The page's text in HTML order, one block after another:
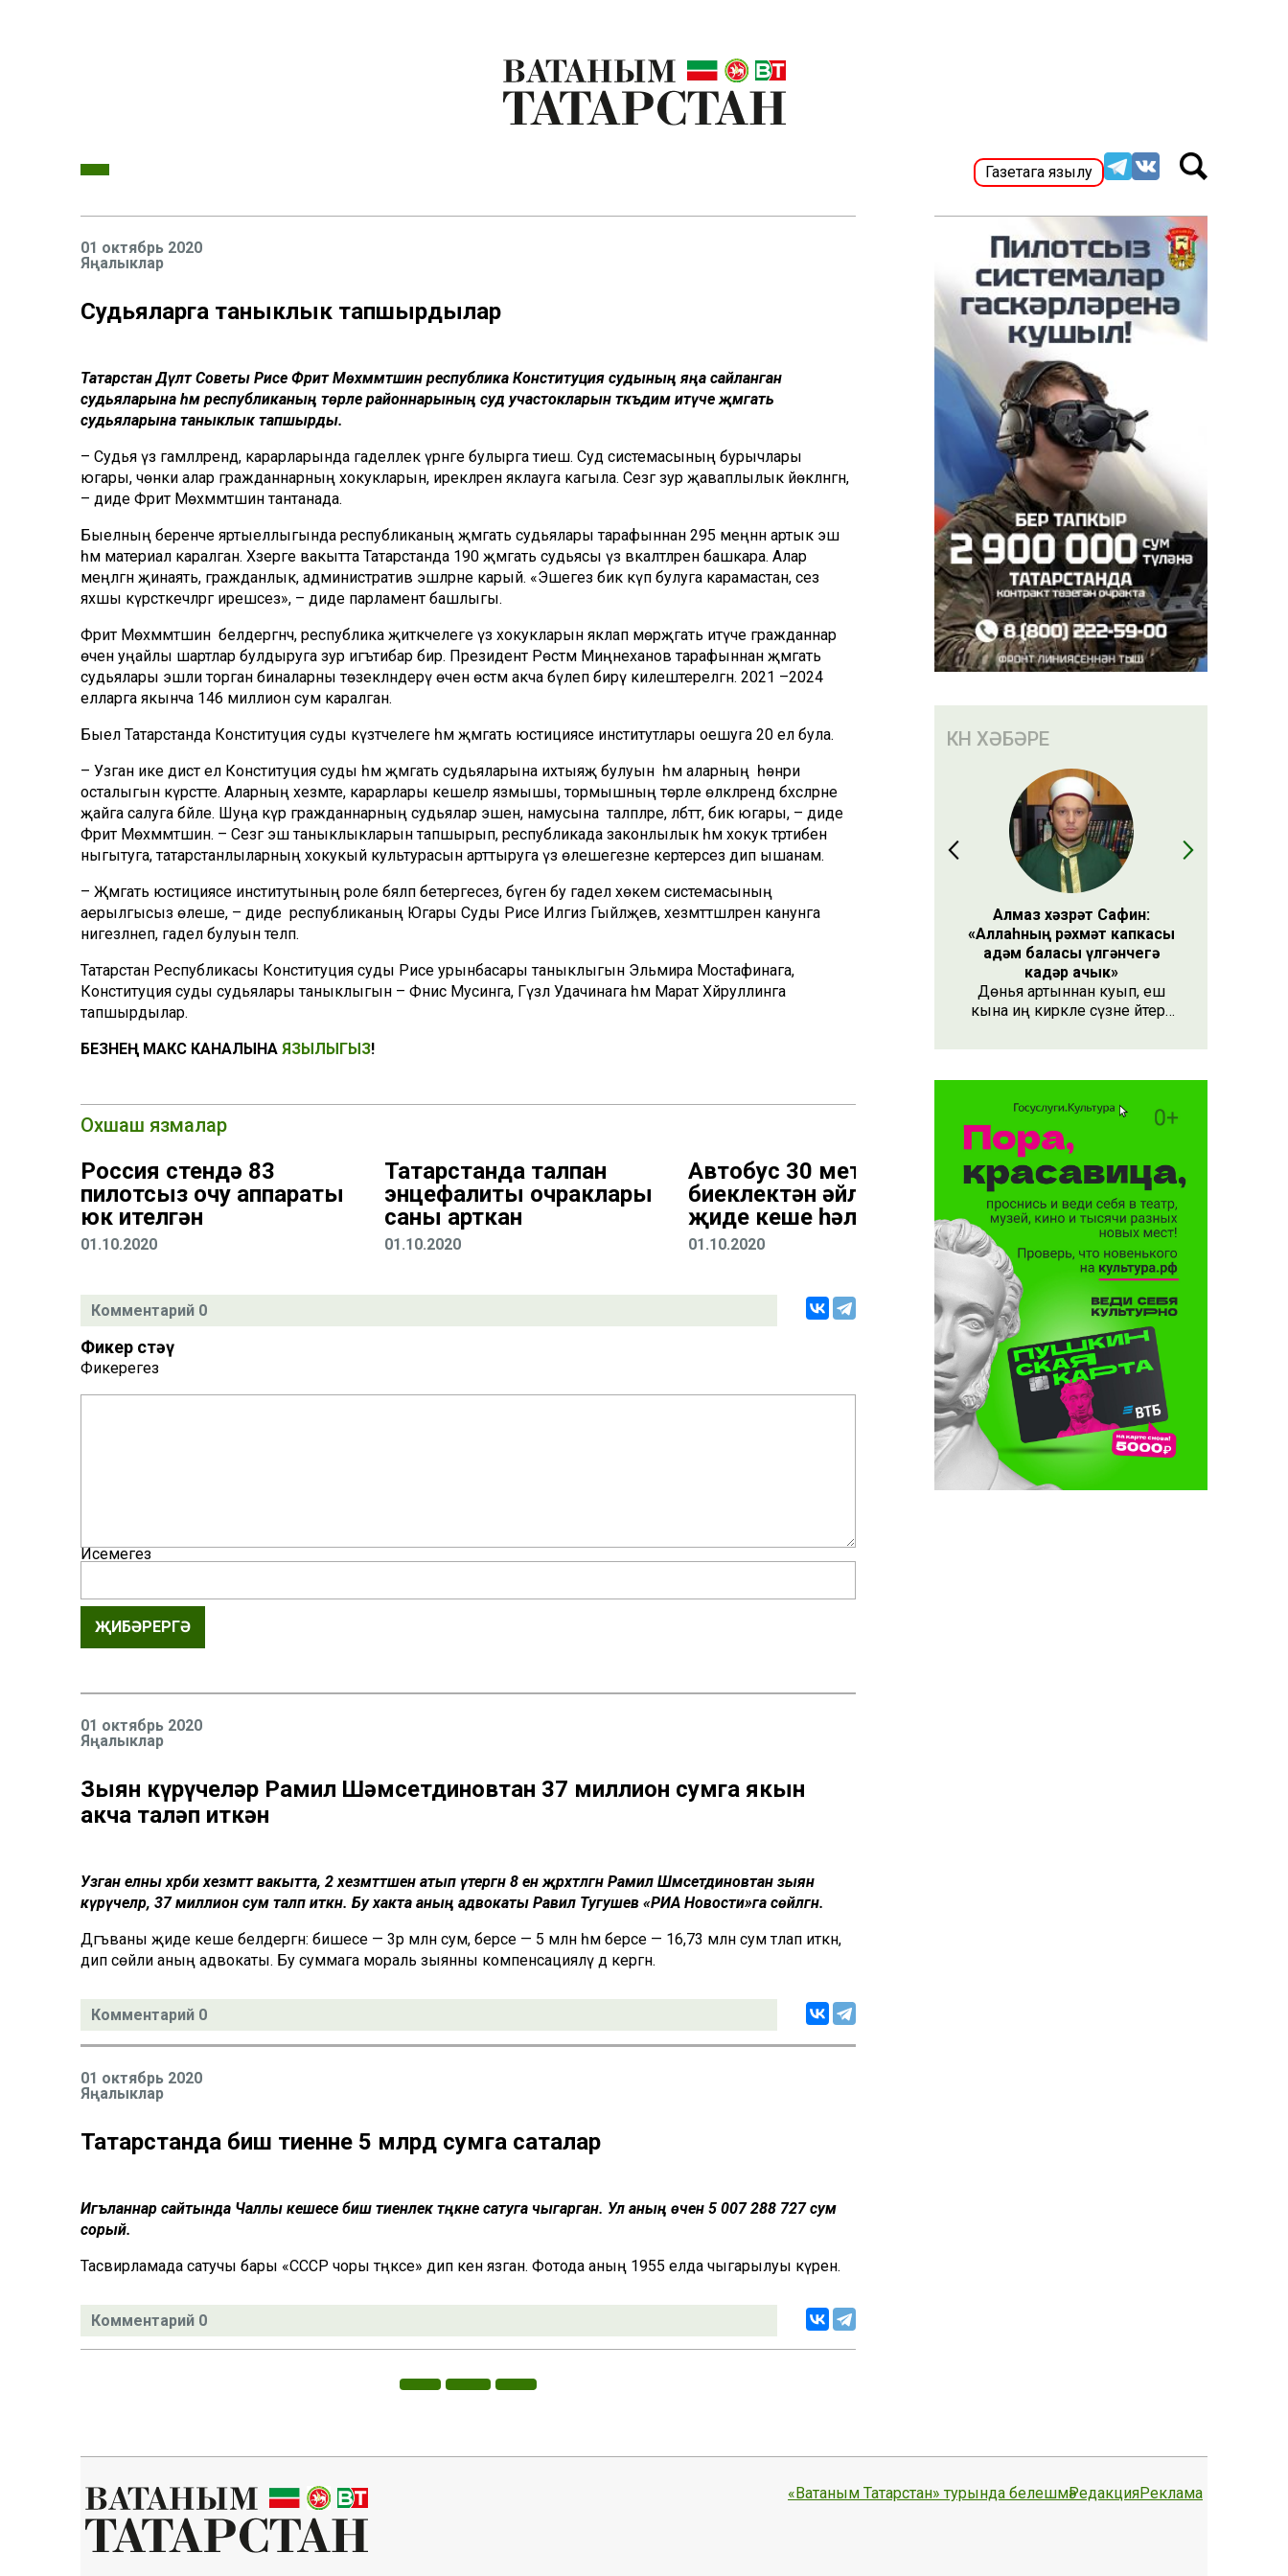
Газетага язылу
01 октябрь 2020
Яңалыклар
Судьяларга таныклык тапшырдылар
Татарстан Дәүләт Советы Рәисе Фәрит Мөхәммәтшин республика Конституция судының яңа сайланган
судьяларына һәм республиканың төрле районнарының суд участокларын тәкъдим итүче җәмәгать
судьяларына таныклык тапшырды.
– Судья үз гамәлләрендә, карарларында гаделлек үрнәге булырга тиеш. Суд системасының бурычлары
югары, чөнки алар гражданнарның хокукларын, ирекләрен яклауга кагыла. Сезгә зур җаваплылык йөкләнгән,
– диде Фәрит Мөхәммәтшин тантанада.
Быелның беренче яртыеллыгында республиканың җәмәгать судьялары тарафыннан 295 меңнән артык эш
һәм материал каралган. Хәзерге вакытта Татарстанда 190 җәмәгать судьясы үз вәкаләтләрен башкара. Алар
меңләгән җинаять, гражданлык, административ эшләрне карый. «Эшегез бик күп булуга карамастан, сез
яхшы күрсәткечләргә ирешәсез», – диде парламент башлыгы.
Фәрит Мөхәммәтшин белдергәнчә, республика җитәкчелеге үз хокукларын яклап мөрәҗәгать итүче гражданнар
өчен уңайлы шартлар булдыруга зур игътибар бирә. Президент Рөстәм Миңнеханов тарафыннан җәмәгать
судьялары эшли торган биналарны төзекләндерү өчен өстәмә акча бүлеп бирү килештерелгән. 2021 –2024
елларга якынча 146 миллион сум каралган.
Быел Татарстанда Конституция суды күзәтчелеге һәм җәмәгать юстициясе институтлары оешуга 20 ел була.
– Узган ике дистә ел Конституция суды һәм җәмәгать судьяларына ихтыяҗ булуын һәм аларның һөнәри
осталыгын күрсәтте. Аларның хезмәте, карарлары кешеләр язмышы, тормышның төрле өлкәләрендә бәхәсләрне
җайга салуга бәйле. Шуңа күрә гражданнарның судьялар эшенә, намусына таләпләре, әлбәттә, бик югары, – диде
Фәрит Мөхәммәтшин. – Сезгә эш таныклыкларын тапшырып, республикада законлылык һәм хокук тәртибен
ныгытуга, татарстанлыларның хокукый культурасын арттыруга үз өлешегезне кертерсез дип ышанам.
– Җәмәгать юстициясе институтының роле бәяләп бетергесез, бүген бу гадел хөкем системасының
аерылгысыз өлеше, – диде республиканың Югары Суды Рәисе Илгиз Гыйләҗев, хезмәттәшләренә канунга
нигезләнеп, гадел булуын теләп.
Татарстан Республикасы Конституция суды Рәисе урынбасары таныклыгын Эльмира Мостафинага,
Конституция суды судьялары таныклыгын – Фәнис Мусинга, Гүзәл Удачинага һәм Марат Хәйруллинга
тапшырдылар.
БЕЗНЕҢ МАКС КАНАЛЫНА ЯЗЫЛЫГЫЗ!
Охшаш язмалар
Россия өстендә 83
пилотсыз очу аппараты
юк ителгән
01.10.2020
Татарстанда талпан
энцефалиты очраклары
саны арткан
01.10.2020
Автобус 30 метр
биеклектән әйләнгән:
җиде кеше һәлак
01.10.2020
Комментарий 0
Фикер өстәү
Фикерегез
Исемегез
ҖИБӘРЕРГӘ
01 октябрь 2020
Яңалыклар
Зыян күрүчеләр Рамил Шәмсетдиновтан 37 миллион сумга якын
акча таләп иткән
Узган елны хәрби хезмәттә вакытта, 2 хезмәттәшен атып үтергән 8 ен җәрәхәтләгән Рамил Шәмсетдиновтан зыян
күрүчеләр, 37 миллион сум таләп иткән. Бу хакта аның адвокаты Равил Тугушев «РИА Новости»га сөйләгән.
Дәгъваны җиде кеше белдергән: бишесе — 3әр млн сум, берсе — 5 млн һәм берсе — 16,73 млн сум тәлап иткән,
дип сөйли аның адвокаты. Бу суммага мораль зыянны компенсацияләү дә кергән.
Комментарий 0
01 октябрь 2020
Яңалыклар
Татарстанда биш тиенне 5 млрд сумга саталар
Игъланнар сайтында Чаллы кешесе биш тиенлек тәңкәне сатуга чыгарган. Ул аның өчен 5 007 288 727 сум
сорый.
Тасвирламада сатучы бары «СССР чоры тәңкәсе» дип кенә язган. Фотода аның 1955 елда чыгарылуы күренә.
Комментарий 0
КӨН ХӘБӘРЕ
Алмаз хәзрәт Сафин:
«Аллаһның рәхмәт капкасы
адәм баласы үлгәнчегә
кадәр ачык»
Дөнья артыннан куып, еш
кына иң кирәкле сүзне әйтергә
Әлеге сүзне күршең яки
кеше бөтен яшәеше, барлыгы
«Ватаным Татарстан» турында белешмәРедакцияРеклама